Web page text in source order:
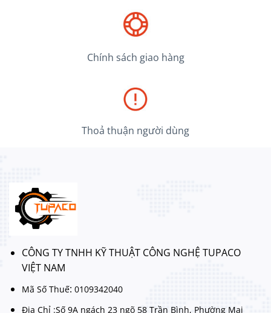
Chính sách giao hàng
Thoả thuận người dùng
CÔNG TY TNHH KỸ THUẬT CÔNG NGHỆ TUPACO
VIỆT NAM
Mã Số Thuế: 0109342040
Địa Chỉ :Số 9A ngách 23 ngõ 58 Trần Bình, Phường Mai